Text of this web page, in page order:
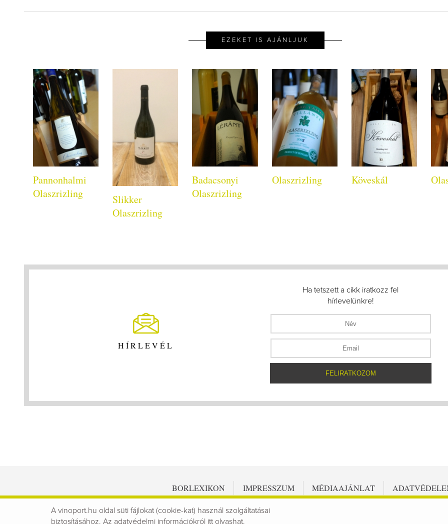
EZEKET IS AJÁNLJUK
Pannonhalmi
Olaszrizling
Slikker
Olaszrizling
Badacsonyi
Olaszrizling
Olaszrizling Köveskál
HÍRLEVÉL
Ha tetszett a cikk iratkozz fel
hírlevelünkre!
BORLEXIKON IMPRESSZUM MÉDIAAJÁNLAT
A vinoport.hu oldal süti fájlokat (cookie-kat) használ szolgáltatásai
biztosításához. Az adatvédelmi információkról itt olvashat.